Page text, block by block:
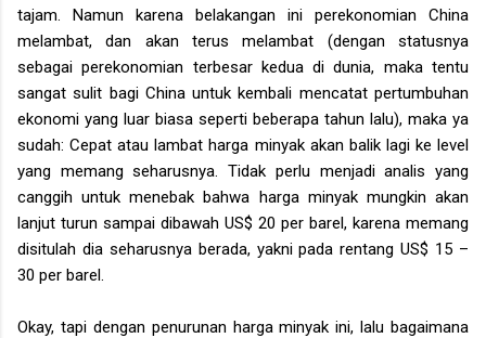
tajam. Namun karena belakangan ini perekonomian China
melambat, dan akan terus melambat (dengan statusnya
sebagai perekonomian terbesar kedua di dunia, maka tentu
sangat sulit bagi China untuk kembali mencatat pertumbuhan
ekonomi yang luar biasa seperti beberapa tahun lalu), maka ya
sudah: Cepat atau lambat harga minyak akan balik lagi ke level
yang memang seharusnya. Tidak perlu menjadi analis yang
canggih untuk menebak bahwa harga minyak mungkin akan
lanjut turun sampai dibawah US$ 20 per barel, karena memang
disitulah dia seharusnya berada, yakni pada rentang US$ 15 –
30 per barel.
Okay, tapi dengan penurunan harga minyak ini, lalu bagaimana